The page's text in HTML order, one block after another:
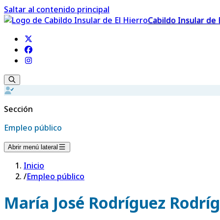
Saltar al contenido principal
Cabildo Insular de
Sección
Empleo público
Abrir menú lateral
Inicio
/Empleo público
María José Rodríguez